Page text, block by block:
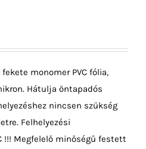
monomer PVC fólia,
Hátulja öntapadós
nincsen szükség
Felhelyezési
!!! Megfelelő minőségű festett